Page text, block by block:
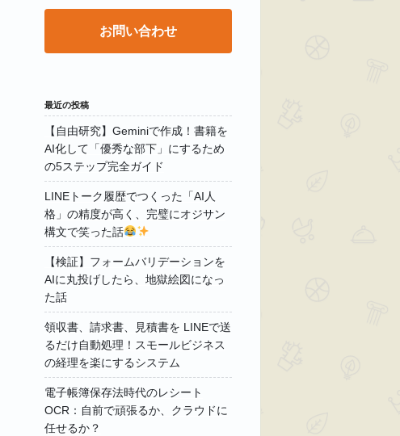
お問い合わせ
最近の投稿
【自由研究】Geminiで作成！書籍を
AI化して「優秀な部下」にするため
の5ステップ完全ガイド
LINEトーク履歴でつくった「AI人
格」の精度が高く、完璧にオジサン
構文で笑った話
【検証】フォームバリデーションを
AIに丸投げしたら、地獄絵図になっ
た話
領収書、請求書、見積書を LINEで送
るだけ自動処理！スモールビジネス
の経理を楽にするシステム
電子帳簿保存法時代のレシート
OCR：自前で頑張るか、クラウドに
任せるか？